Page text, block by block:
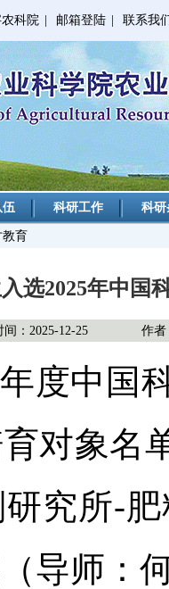
科院 邮箱登陆 联系我
伍 科研工作 科
教育
选2025年中国
间：2025-12-25 作者
度中国
对象名
究所-
导师：